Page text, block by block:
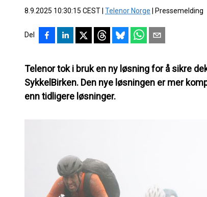
8.9.2025 10:30:15 CEST Telenor Norge Pressemelding
Del
Telenor tok i bruk en ny løsning for å sikre
SykkelBirken. Den nye løsningen er mer
enn tidligere løsninger.